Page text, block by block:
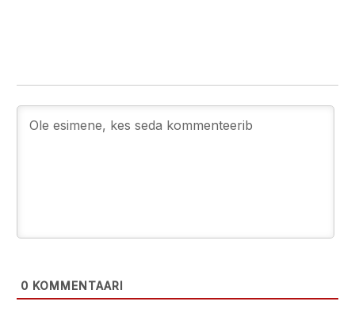
0 KOMMENTAARI